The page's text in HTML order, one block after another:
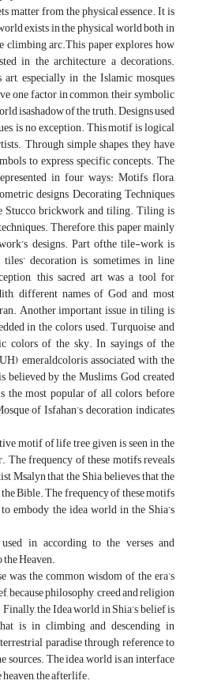
matter from the physical essence. It is
exists in the physical world both in
climbing arc.This paper explores how
in the architecture a decorations.
especially in the Islamic mosques
one factor in common, their symbolic
isashadow of the truth. Designs used
is no exception. This motif is logical
Through simple shapes, they have
to express specific concepts. The
in four ways: Motifs flora,
designs Decorating Techniques
Stucco, brickwork and tiling. Tiling is
Therefore, this paper mainly
designs. Part ofthe tile-work is
decoration is, sometimes, in line
this sacred art was a tool for
different names of God and, most
Another important issue in tiling is
in the colors used. Turquoise and
colors of the sky. In sayings of the
emeraldcoloris associated with the
by the Muslims, God created
the most popular of all colors before
of Isfahan’s decoration indicates
motif of life tree given is seen in the
The frequency of these motifs reveals
Msalyn that the Shia believes that the
Bible. The frequency of these motifs
embody the idea world in the Shia’s
in, according to the verses and
Heaven.
was the common wisdom of the era’s
because philosophy, creed and religion
the Idea world in Shia’s belief is
is in climbing and descending in
paradise through reference to
sources. The idea world is an interface
the afterlife.